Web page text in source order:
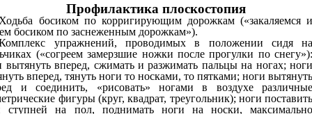
Профилактика плоскостопия
босиком по корригирующим дорожкам («закаляемся
босиком по заснеженным дорожкам»).
упражнений, проводимых в положении сидя
(«согреем замерзшие ножки после прогулки по
вытянуть вперед, сжимать и разжимать пальцы на ногах;
вперед, тянуть ноги то носками, то пятками; ноги
и соединить, «рисовать» ногами в воздухе
фигуры (круг, квадрат, треугольник); ноги
ступней на пол, поднимать ноги на носки,